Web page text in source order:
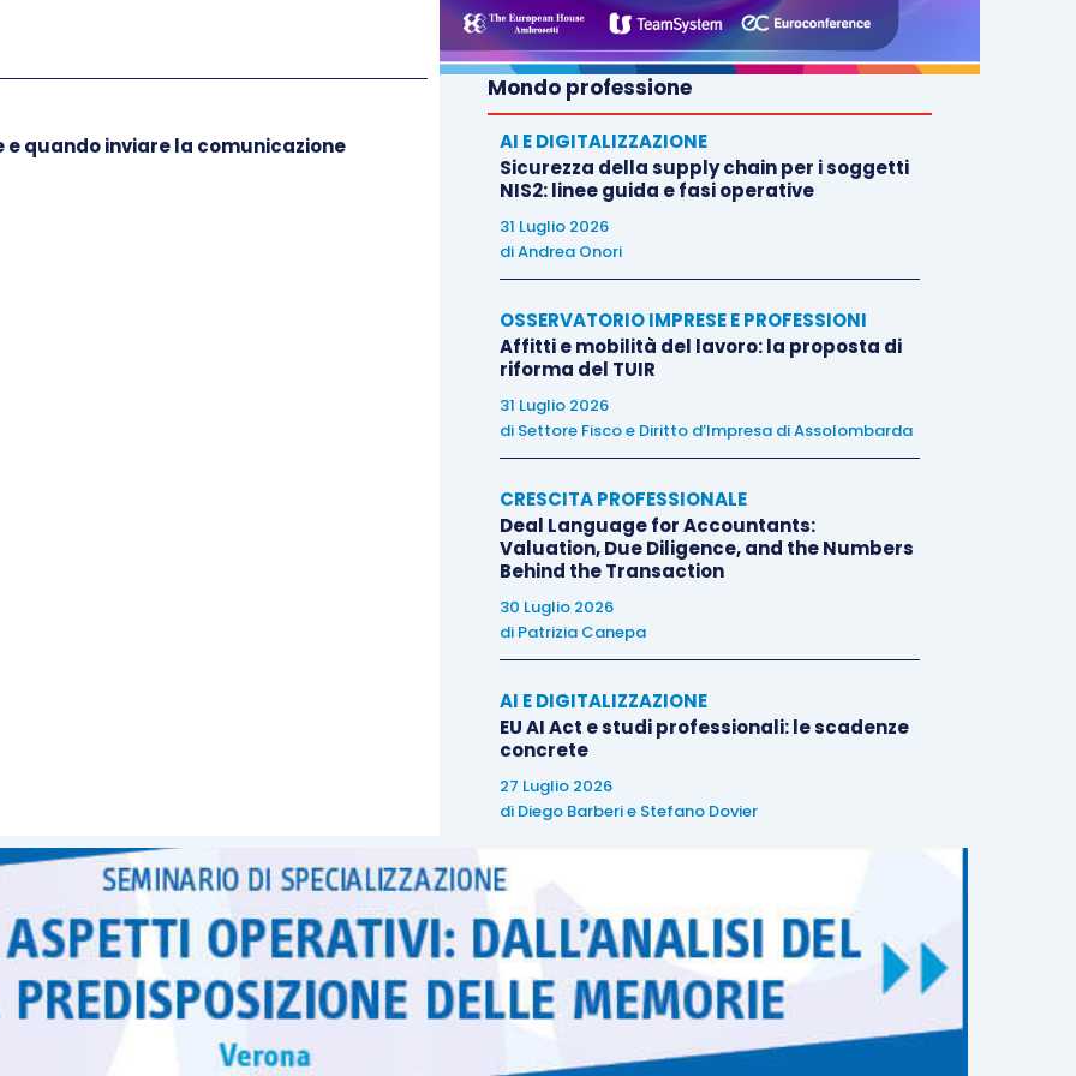
del periodo d’imposta in cui ha inizio il
di opzione,
i soli soggetti che utilizzano
sono anche obbligati, sempre entro il 31
istanza diruling (di cui al provvedimento AdE del
e quando inviare la comunicazione
Mondo professione
AI E DIGITALIZZAZIONE
Sicurezza della supply chain per i soggetti
NIS2: linee guida e fasi operative
31 Luglio 2026
diAndrea Onori
OSSERVATORIO IMPRESE E PROFESSIONI
Affitti e mobilità del lavoro: la proposta di
riforma del TUIR
31 Luglio 2026
di Settore Fisco e Diritto d’Impresa di Assolombarda
CRESCITA PROFESSIONALE
Deal Language for Accountants:
Valuation, Due Diligence, and the Numbers
Behind the Transaction
30 Luglio 2026
di Patrizia Canepa
AI E DIGITALIZZAZIONE
EU AI Act e studi professionali: le scadenze
concrete
27 Luglio 2026
di Diego Barberie Stefano Dovier